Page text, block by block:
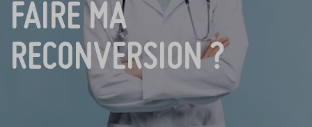
FAIRE MA
RECONVERSION ?